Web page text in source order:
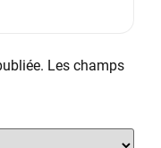
Les champs